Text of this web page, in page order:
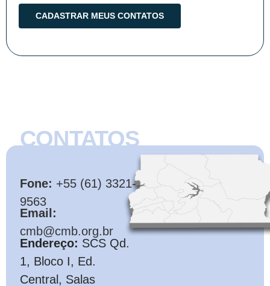
CONTATOS
Fone: +55 (61) 3321-
9563
Email:
cmb@cmb.org.br
Endereço: SCS Qd.
1, Bloco I, Ed.
Central, Salas